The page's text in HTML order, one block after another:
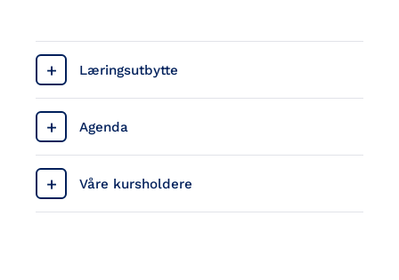
Læringsutbytte
Agenda
Våre kursholdere